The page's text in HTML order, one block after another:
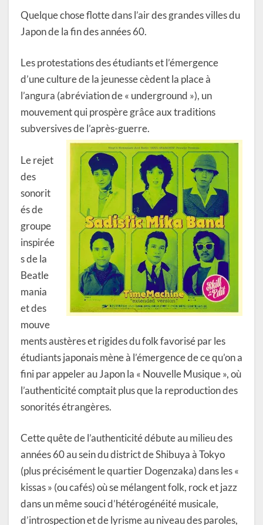
Quelque chose flotte dans l’air des grandes villes du
Japon de la fin des années 60.
Les protestations des étudiants et l’émergence
d’une culture de la jeunesse cèdent la place à
l’angura (abréviation de « underground »), un
mouvement qui prospère grâce aux traditions
subversives de l’après-guerre.
Le rejet
des
sonorit
és de
groupe
inspirée
s de la
Beatle
mania
et des
mouve
ments austères et rigides du folk favorisé par les
étudiants japonais mène à l’émergence de ce qu’on a
fini par appeler au Japon la « Nouvelle Musique », où
l’authenticité comptait plus que la reproduction des
sonorités étrangères.
Cette quête de l’authenticité débute au milieu des
années 60 au sein du district de Shibuya à Tokyo
(plus précisément le quartier Dogenzaka) dans les «
kissas » (ou cafés) où se mélangent folk, rock et jazz
dans un même souci d’hétérogénéité musicale,
d’introspection et de lyrisme au niveau des paroles,